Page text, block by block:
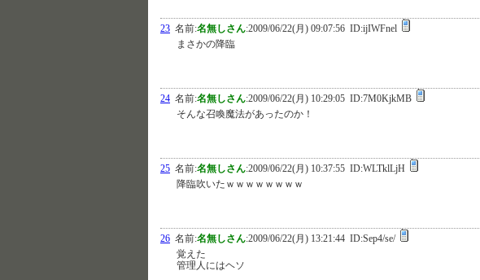
23 名前:名無しさん:2009/06/22(月) 09:07:56 ID:ijIWFnel
まさかの降臨
24 名前:名無しさん:2009/06/22(月) 10:29:05 ID:7M0KjkMB
そんな召喚魔法があったのか！
25 名前:名無しさん:2009/06/22(月) 10:37:55 ID:WLTklLjH
降臨吹いたｗｗｗｗｗｗｗｗ
26 名前:名無しさん:2009/06/22(月) 13:21:44 ID:Sep4/se/
覚えた
管理人にはヘソ